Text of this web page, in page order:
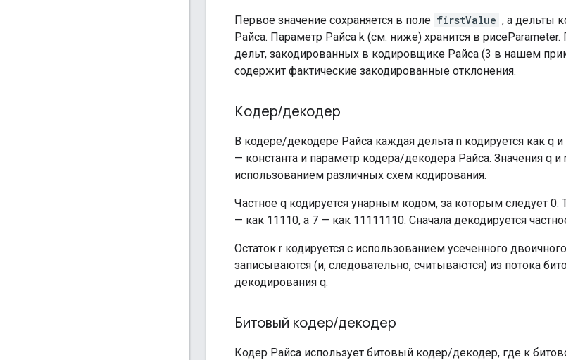
Первое значение сохраняется в поле firstValue , а дельты
Райса. Параметр Райса k (см. ниже) хранится в рисеParameter.
дельт, закодированных в кодировщике Райса (3 в нашем
содержит фактические закодированные отклонения.
Кодер/декодер
В кодере/декодере Райса каждая дельта n кодируется как q и
— константа и параметр кодера/декодера Райса. Значения q
использованием различных схем кодирования.
Частное q кодируется унарным кодом, за которым следует 0.
— как 11110, а 7 — как 11111110. Сначала декодируется
Остаток r кодируется с использованием усеченного
записываются (и, следовательно, считываются) из потока
декодирования q.
Битовый кодер/декодер
Кодер Райса использует битовый кодер/декодер, где к